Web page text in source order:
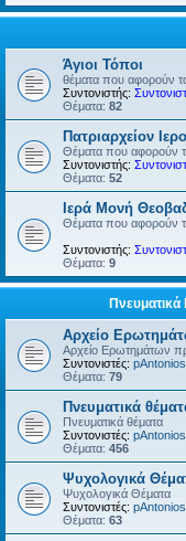
Άγιοι Τόποι
θέματα που αφορούν
Συντονιστής:
Θέματα: 82
Πατριαρχείον
Θέματα που αφορούν
Συντονιστής:
Θέματα: 52
Ιερά Μονή
Θέματα που αφορούν
Συντονιστής:
Θέματα: 9
Αρχείο
Αρχείο Ερωτημάτων
Συντονιστές: pAntonios
Θέματα: 79
Πνευματικά
Πνευματικά θέματα
Συντονιστές: pAntonios
Θέματα: 456
Ψυχολογικά
Ψυχολογικά Θέματα
Συντονιστές: pAntonios
Θέματα: 63